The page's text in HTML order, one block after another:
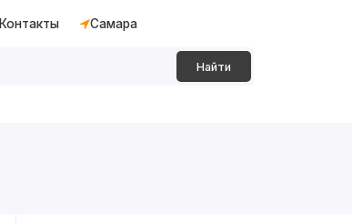
Контакты Самара
Найти